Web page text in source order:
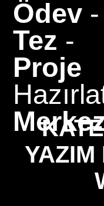
Ödev -
Tez -
Proje